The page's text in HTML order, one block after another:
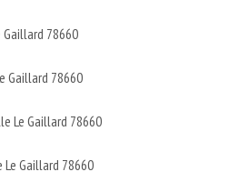
78660
Gaillard 78660
Le Gaillard 78660
Gaillard 78660